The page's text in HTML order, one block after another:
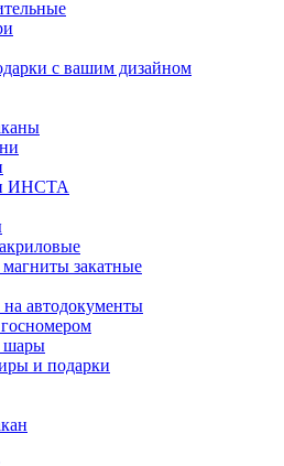
с вашим дизайном
ИНСТА
закатные
автодокументы
шары
и подарки